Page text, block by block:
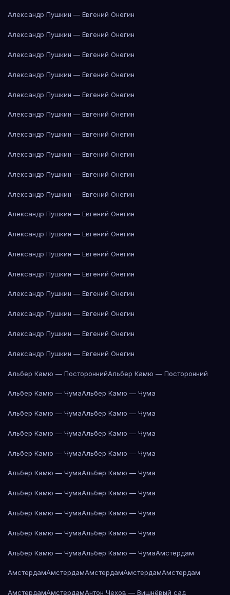
Александр Пушкин — Евгений Онегин
Александр Пушкин — Евгений Онегин
Александр Пушкин — Евгений Онегин
Александр Пушкин — Евгений Онегин
Александр Пушкин — Евгений Онегин
Александр Пушкин — Евгений Онегин
Александр Пушкин — Евгений Онегин
Александр Пушкин — Евгений Онегин
Александр Пушкин — Евгений Онегин
Александр Пушкин — Евгений Онегин
Александр Пушкин — Евгений Онегин
Александр Пушкин — Евгений Онегин
Александр Пушкин — Евгений Онегин
Александр Пушкин — Евгений Онегин
Александр Пушкин — Евгений Онегин
Александр Пушкин — Евгений Онегин
Александр Пушкин — Евгений Онегин
Александр Пушкин — Евгений Онегин
Альбер Камю — ПостороннийАльбер Камю — Посторонний
Альбер Камю — ЧумаАльбер Камю — Чума
Альбер Камю — ЧумаАльбер Камю — Чума
Альбер Камю — ЧумаАльбер Камю — Чума
Альбер Камю — ЧумаАльбер Камю — Чума
Альбер Камю — ЧумаАльбер Камю — Чума
Альбер Камю — ЧумаАльбер Камю — Чума
Альбер Камю — ЧумаАльбер Камю — Чума
Альбер Камю — ЧумаАльбер Камю — Чума
Альбер Камю — ЧумаАльбер Камю — ЧумаАмстердам
АмстердамАмстердамАмстердамАмстердамАмстердам
АмстердамАмстердамАнтон Чехов — Вишнёвый сад